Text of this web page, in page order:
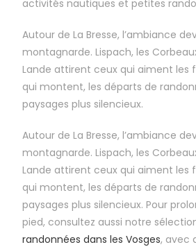
activités nautiques et petites
Autour de La Bresse, l’ambiance
montagnarde. Lispach, les
Lande attirent ceux qui aiment les
qui montent, les départs de
paysages plus silencieux.
Autour de La Bresse, l’ambiance
montagnarde. Lispach, les
Lande attirent ceux qui aiment les
qui montent, les départs de
paysages plus silencieux. Pour
pied, consultez aussi notre
randonnées dans les Vosges, avec